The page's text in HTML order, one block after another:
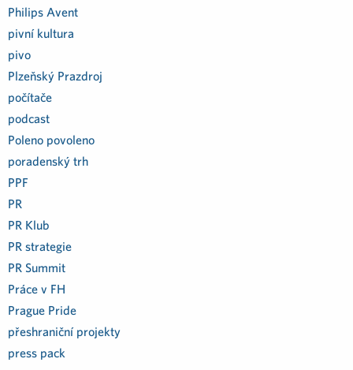
Philips Avent
pivní kultura
pivo
Plzeňský Prazdroj
počítače
podcast
Poleno povoleno
poradenský trh
PPF
PR
PR Klub
PR strategie
PR Summit
Práce v FH
Prague Pride
přeshraniční projekty
press pack